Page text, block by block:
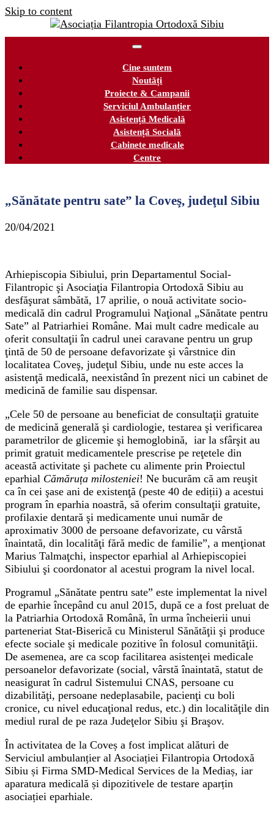
Skip to content
Cine suntem
Noutăți
Proiecte & Campanii
Serviciul Ambulanțier
Asistență Medicală
Asistență Socială
Cabinete medicale
Centre
„Sănătate pentru sate” la Coveş, judeţul Sibiu
20/04/2021
Arhiepiscopia Sibiului, prin Departamentul Social-
Filantropic şi Asociaţia Filantropia Ortodoxă Sibiu au
desfăşurat sâmbătă, 17 aprilie, o nouă activitate socio-
medicală din cadrul Programului Naţional „Sănătate pentru
Sate” al Patriarhiei Române. Mai mult cadre medicale au
oferit consultaţii în cadrul unei caravane pentru un grup
ţintă de 50 de persoane defavorizate şi vârstnice din
localitatea Coveş, judeţul Sibiu, unde nu este acces la
asistenţă medicală, neexistând în prezent nici un cabinet de
medicină de familie sau dispensar.
„Cele 50 de persoane au beneficiat de consultaţii gratuite
de medicină generală şi cardiologie, testarea şi verificarea
parametrilor de glicemie şi hemoglobină, iar la sfârşit au
primit gratuit medicamentele prescrise pe reţetele din
această activitate şi pachete cu alimente prin Proiectul
eparhial Cămăruța milosteniei! Ne bucurăm că am reuşit
ca în cei şase ani de existenţă (peste 40 de ediții) a acestui
program în eparhia noastră, să oferim consultaţii gratuite,
profilaxie dentară şi medicamente unui număr de
aproximativ 3000 de persoane defavorizate, cu vârstă
înaintată, din localităţi fără medic de familie”, a menţionat
Marius Talmaţchi, inspector eparhial al Arhiepiscopiei
Sibiului şi coordonator al acestui program la nivel local.
Programul „Sănătate pentru sate” este implementat la nivel
de eparhie începând cu anul 2015, după ce a fost preluat de
la Patriarhia Ortodoxă Română, în urma încheierii unui
parteneriat Stat-Biserică cu Ministerul Sănătăţii şi produce
efecte sociale şi medicale pozitive în folosul comunităţii.
De asemenea, are ca scop facilitarea asistenţei medicale
persoanelor defavorizate (social, vârstă înaintată, statut de
neasigurat în cadrul Sistemului CNAS, persoane cu
dizabilităţi, persoane nedeplasabile, pacienţi cu boli
cronice, cu nivel educaţional redus, etc.) din localităţile din
mediul rural de pe raza Judeţelor Sibiu şi Braşov.
În activitatea de la Coveș a fost implicat alături de
Serviciul ambulanțier al Asociației Filantropia Ortodoxă
Sibiu și Firma SMD-Medical Services de la Mediaș, iar
aparatura medicală și dipozitivele de testare aparțin
asociației eparhiale.